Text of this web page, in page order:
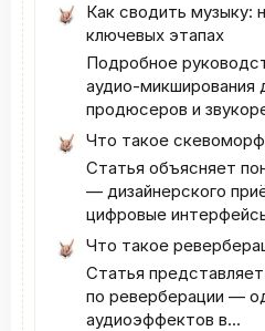
Как сводить музыку:
ключевых этапах
Подробное
аудио-микширования
продюсеров и
Что такое
Статья объясняет
— дизайнерского
цифровые
Что такое
Статья
по реверберации —
аудиоэффектов в...